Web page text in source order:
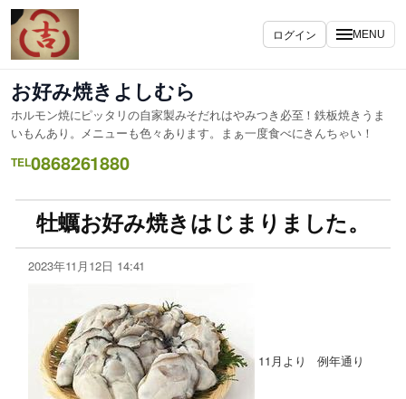
ログイン MENU
お好み焼きよしむら
ホルモン焼にピッタリの自家製みそだれはやみつき必至！鉄板焼きうま
いもんあり。メニューも色々あります。まぁ一度食べにきんちゃい！
TEL0868261880
牡蠣お好み焼きはじまりました。
2023年11月12日 14:41
11月より 例年通り